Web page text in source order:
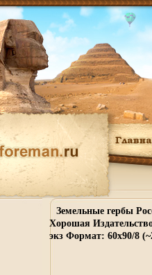
Земельные гербы
Хорошая
экз Формат: 60x90/8